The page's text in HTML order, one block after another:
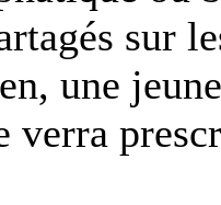
sur
une
verra